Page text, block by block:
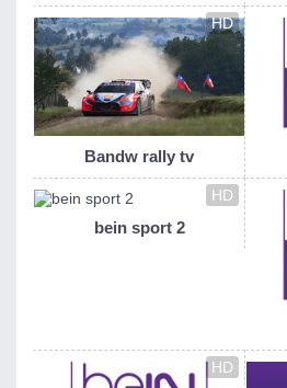
HD
Bandw rally tv
HD
bein sport 2
HD